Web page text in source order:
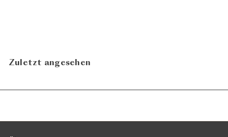
Zuletzt angesehen